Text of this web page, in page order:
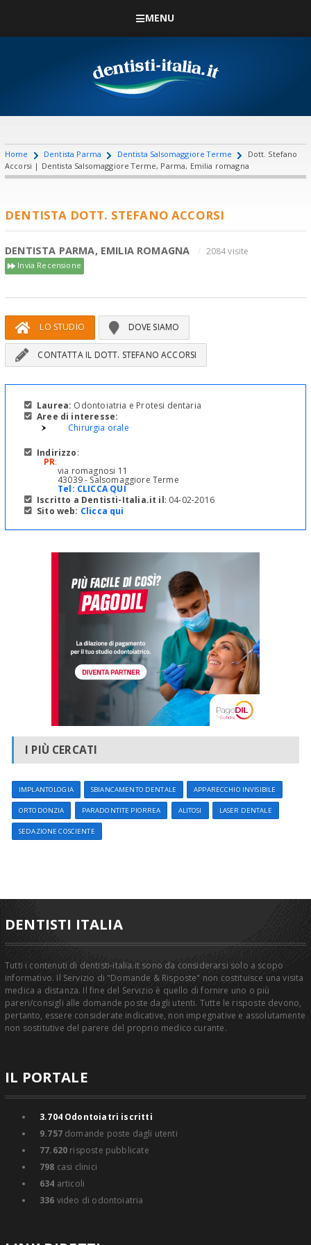
MENU
Home Dentista Parma Dentista Salsomaggiore Terme
Dott. Stefano
Accorsi | Dentista Salsomaggiore Terme, Parma, Emilia romagna
DENTISTA DOTT. STEFANO ACCORSI
DENTISTA PARMA, EMILIA ROMAGNA 2084 visite
Invia Recensione
LO STUDIO DOVE SIAMO
CONTATTA IL DOTT. STEFANO ACCORSI
Laurea: Odontoiatria e Protesi dentaria
Aree di interesse:
Chirurgia orale
Indirizzo:
PR:
via romagnosi 11
43039 - Salsomaggiore Terme
Tel: CLICCA QUI
Iscritto a Dentisti-Italia.it il: 04-02-2016
Sito web: Clicca qui
I PIÙ CERCATI
IMPLANTOLOGIA SBIANCAMENTO DENTALE APPARECCHIO INVISIBILE
ORTODONZIA PARADONTITE PIORREA ALITOSI LASER DENTALE
SEDAZIONE COSCIENTE
DENTISTI ITALIA
Tutti i contenuti di dentisti-italia.it sono da considerarsi solo a scopo
informativo. Il Servizio di "Domande & Risposte" non costituisce una visita
medica a distanza. Il fine del Servizio è quello di fornire uno o più
pareri/consigli alle domande poste dagli utenti. Tutte le risposte devono,
pertanto, essere considerate indicative, non impegnative e assolutamente
non sostitutive del parere del proprio medico curante.
IL PORTALE
3.704Odontoiatri iscritti
9.757domande poste dagli utenti
77.620 risposte pubblicate
798 casi clinici
634 articoli
336 video di odontoiatria